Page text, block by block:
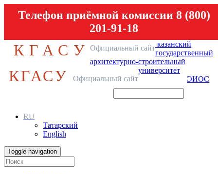
Телефон приёмной комиссии 8 (800)
201-91-18
КГАСУ Официальный сайт казанский
государственный
архитектурно-строительный
университет
КГАСУ Официальный сайт ЭИОС
RU
Татарский
English
Toggle navigation